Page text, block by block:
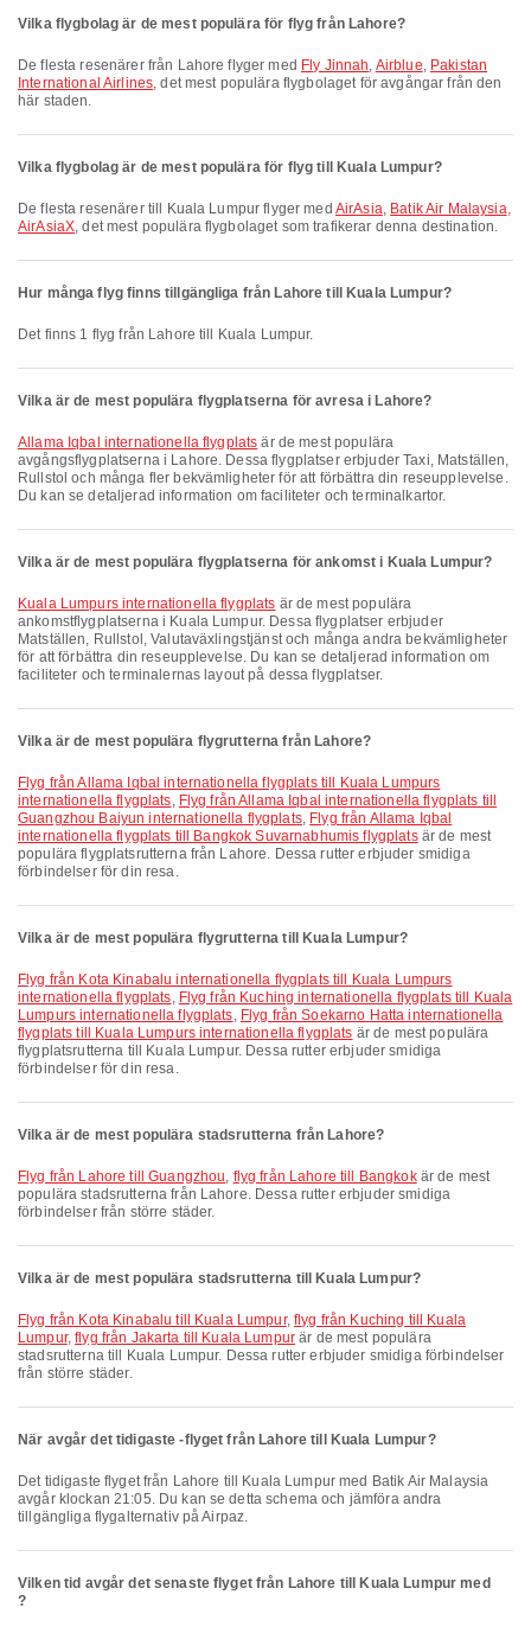
Vilka flygbolag är de mest populära för flyg från Lahore?
De flesta resenärer från Lahore flyger med Fly Jinnah, Airblue, Pakistan
International Airlines, det mest populära flygbolaget för avgångar från den
här staden.
Vilka flygbolag är de mest populära för flyg till Kuala Lumpur?
De flesta resenärer till Kuala Lumpur flyger med AirAsia, Batik Air Malaysia,
AirAsiaX, det mest populära flygbolaget som trafikerar denna destination.
Hur många flyg finns tillgängliga från Lahore till Kuala Lumpur?
Det finns 1 flyg från Lahore till Kuala Lumpur.
Vilka är de mest populära flygplatserna för avresa i Lahore?
Allama Iqbal internationella flygplats är de mest populära
avgångsflygplatserna i Lahore. Dessa flygplatser erbjuder Taxi, Matställen,
Rullstol och många fler bekvämligheter för att förbättra din reseupplevelse.
Du kan se detaljerad information om faciliteter och terminalkartor.
Vilka är de mest populära flygplatserna för ankomst i Kuala Lumpur?
Kuala Lumpurs internationella flygplats är de mest populära
ankomstflygplatserna i Kuala Lumpur. Dessa flygplatser erbjuder
Matställen, Rullstol, Valutaväxlingstjänst och många andra bekvämligheter
för att förbättra din reseupplevelse. Du kan se detaljerad information om
faciliteter och terminalernas layout på dessa flygplatser.
Vilka är de mest populära flygrutterna från Lahore?
Flyg från Allama Iqbal internationella flygplats till Kuala Lumpurs
internationella flygplats, Flyg från Allama Iqbal internationella flygplats till
Guangzhou Baiyun internationella flygplats, Flyg från Allama Iqbal
internationella flygplats till Bangkok Suvarnabhumis flygplatsär de mest
populära flygplatsrutterna från Lahore. Dessa rutter erbjuder smidiga
förbindelser för din resa.
Vilka är de mest populära flygrutterna till Kuala Lumpur?
Flyg från Kota Kinabalu internationella flygplats till Kuala Lumpurs
internationella flygplats, Flyg från Kuching internationella flygplats till Kuala
Lumpurs internationella flygplats, Flyg från Soekarno Hatta internationella
flygplats till Kuala Lumpurs internationella flygplats är de mest populära
flygplatsrutterna till Kuala Lumpur. Dessa rutter erbjuder smidiga
förbindelser för din resa.
Vilka är de mest populära stadsrutterna från Lahore?
flyg från Lahore till Guangzhou, flyg från Lahore till Bangkokär de mest
populära stadsrutterna från Lahore. Dessa rutter erbjuder smidiga
förbindelser från större städer.
Vilka är de mest populära stadsrutterna till Kuala Lumpur?
flyg från Kota Kinabalu till Kuala Lumpur,flyg från Kuching till Kuala
Lumpur,flyg från Jakarta till Kuala Lumpur är de mest populära
stadsrutterna till Kuala Lumpur. Dessa rutter erbjuder smidiga förbindelser
från större städer.
När avgår det tidigaste -flyget från Lahore till Kuala Lumpur?
Det tidigaste flyget från Lahore till Kuala Lumpur med Batik Air Malaysia
avgår klockan 21:05. Du kan se detta schema och jämföra andra
tillgängliga flygalternativ på Airpaz.
Vilken tid avgår det senaste flyget från Lahore till Kuala Lumpur med
?